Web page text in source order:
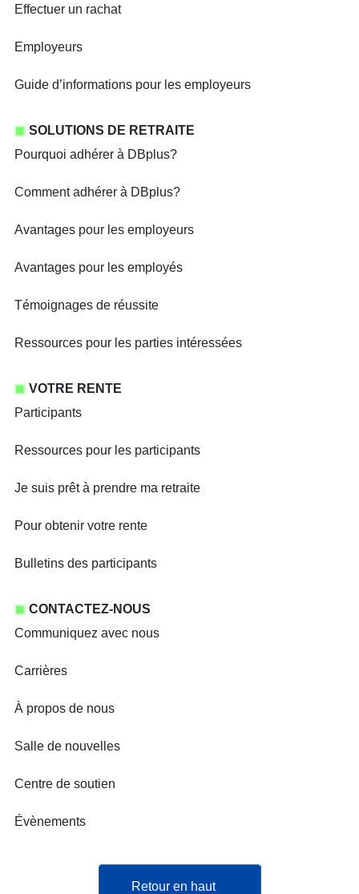
Effectuer un rachat
Employeurs
Guide d’informations pour les employeurs
SOLUTIONS DE RETRAITE
Pourquoi adhérer à DBplus?
Comment adhérer à DBplus?
Avantages pour les employeurs
Avantages pour les employés
Témoignages de réussite
Ressources pour les parties intéressées
VOTRE RENTE
Participants
Ressources pour les participants
Je suis prêt à prendre ma retraite
Pour obtenir votre rente
Bulletins des participants
CONTACTEZ-NOUS
Communiquez avec nous
Carrières
À propos de nous
Salle de nouvelles
Centre de soutien
Évènements
Retour en haut